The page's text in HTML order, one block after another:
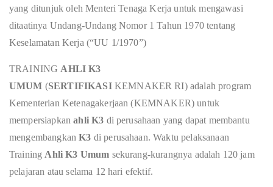
yang ditunjuk oleh Menteri Tenaga Kerja untuk mengawasi
ditaatinya Undang-Undang Nomor 1 Tahun 1970 tentang
Keselamatan Kerja (“UU 1/1970”)
TRAINING AHLI K3
UMUM (SERTIFIKASIKEMNAKER RI) adalah program
Kementerian Ketenagakerjaan (KEMNAKER) untuk
mempersiapkanahli K3 di perusahaan yang dapat membantu
mengembangkanK3 di perusahaan. Waktu pelaksanaan
Training Ahli K3 Umum sekurang-kurangnya adalah 120 jam
pelajaran atau selama 12 hari efektif.